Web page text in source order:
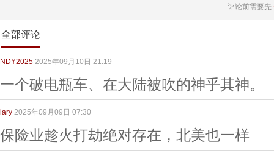
评论前需要先
全部评论
NDY2025 2025年09月10日 21:19
一个破电瓶车、在大陆被吹的神乎其神。
lary 2025年09月09日 07:30
保险业趁火打劫绝对存在，北美也一样